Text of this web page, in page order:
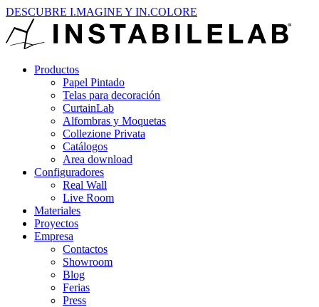
DESCUBRE I.MAGINE Y IN.COLORE
Productos
Papel Pintado
Telas para decoración
CurtainLab
Alfombras y Moquetas
Collezione Privata
Catálogos
Area download
Configuradores
Real Wall
Live Room
Materiales
Proyectos
Empresa
Contactos
Showroom
Blog
Ferias
Press